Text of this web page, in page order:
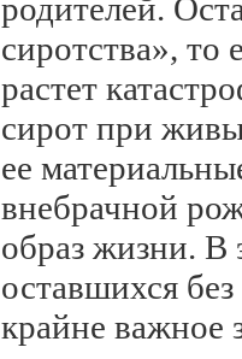
родителей.
сиротства»,
растет
сирот при
ее
внебрачной
образ жизни. В
оставшихся
крайне важное